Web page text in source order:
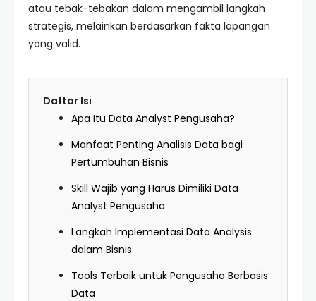
atau tebak-tebakan dalam mengambil langkah
strategis, melainkan berdasarkan fakta lapangan
yang valid.
Daftar Isi
Apa Itu Data Analyst Pengusaha?
Manfaat Penting Analisis Data bagi
Pertumbuhan Bisnis
Skill Wajib yang Harus Dimiliki Data
Analyst Pengusaha
Langkah Implementasi Data Analysis
dalam Bisnis
Tools Terbaik untuk Pengusaha Berbasis
Data